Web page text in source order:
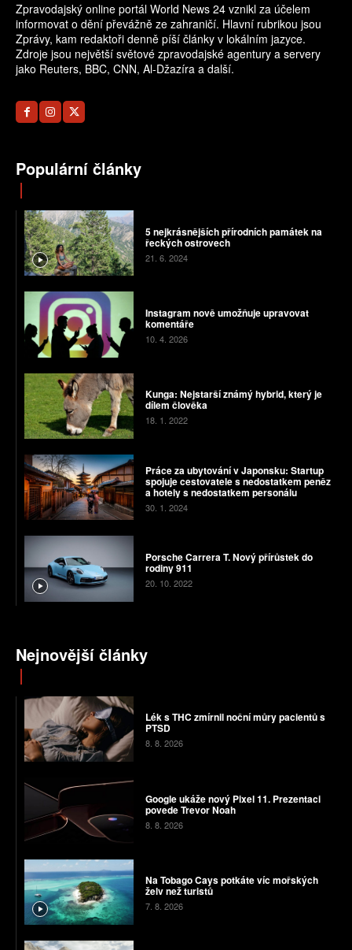
Zpravodajský online portál World News 24 vznikl za účelem
informovat o dění převážně ze zahraničí. Hlavní rubrikou jsou
Zprávy, kam redaktoři denně píší články v lokálním jazyce.
Zdroje jsou největší světové zpravodajské agentury a servery
jako Reuters, BBC, CNN, Al-Džazíra a další.
Populární články
5 nejkrásnějších přírodních památek na
řeckých ostrovech
21. 6. 2024
Instagram nově umožňuje upravovat
komentáře
10. 4. 2026
Kunga: Nejstarší známý hybrid, který je
dílem člověka
18. 1. 2022
Práce za ubytování v Japonsku: Startup
spojuje cestovatele s nedostatkem peněz
a hotely s nedostatkem personálu
30. 1. 2024
Porsche Carrera T. Nový přírůstek do
rodiny 911
20. 10. 2022
Nejnovější články
Lék s THC zmírnil noční můry pacientů s
PTSD
8. 8. 2026
Google ukáže nový Pixel 11. Prezentaci
povede Trevor Noah
8. 8. 2026
Na Tobago Cays potkáte víc mořských
želv než turistů
7. 8. 2026